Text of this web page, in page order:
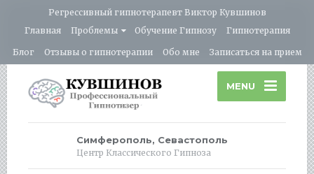
Регрессивный гипнотерапевт Виктор Кувшинов
Главная
Проблемы Обучение Гипнозу Гипнотерапия
Блог Отзывы о гипнотерапии Обо мне Записаться на прием
MENU
Симферополь, Севастополь
Центр Классического Гипноза